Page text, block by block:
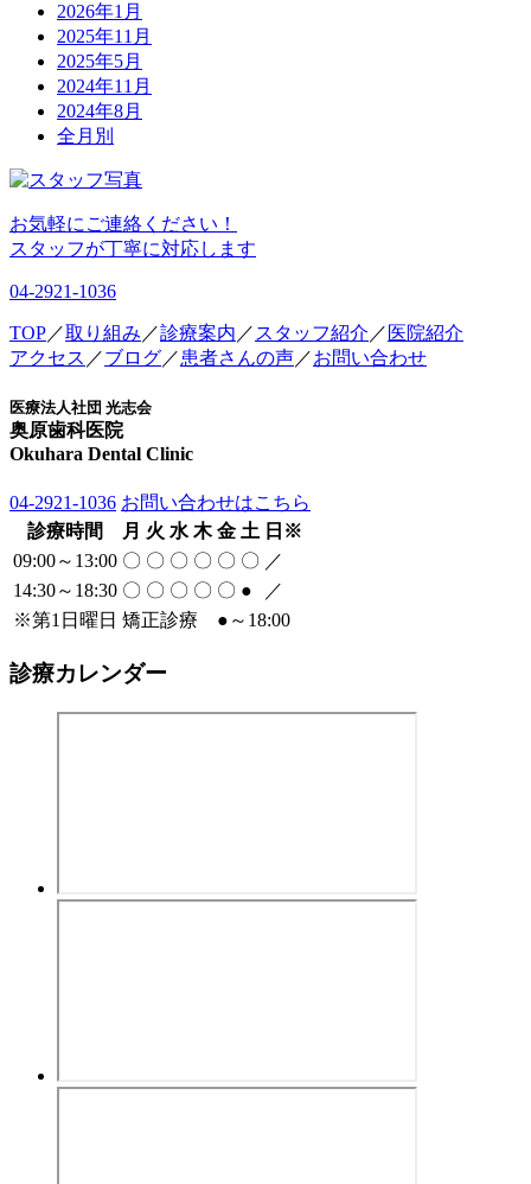
2026年1月
2025年11月
2025年5月
2024年11月
2024年8月
全月別
お気軽にご連絡ください！
スタッフが丁寧に対応します
04-2921-1036
TOP／取り組み ／診療案内 ／ スタッフ紹介 ／ 医院紹介
アクセス ／ブログ／患者さんの声／お問い合わせ
医療法人社団 光志会
奥原歯科医院
Okuhara Dental Clinic
04-2921-1036 お問い合わせはこちら
診療時間
月 火 水 木 金 土 日 ※
09:00～13:00 〇 〇 〇 〇 〇 〇 ／
14:30～18:30 〇 〇 〇 〇 〇 ●
／
※第1日曜日 矯正診療 ● ～18:00
診療カレンダー